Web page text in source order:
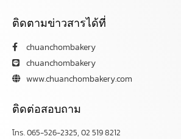
ติดตามข่าวสารได้ที่
chuanchombakery
chuanchombakery
www.chuanchombakery.com
ติดต่อสอบถาม
โทร. 065-526-2325, 02 519 8212